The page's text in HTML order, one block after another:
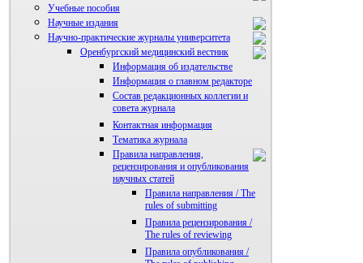
Учебные пособия
Научные издания
Научно-практические журналы университета
Оренбургский медицинский вестник
Информация об издательстве
Информация о главном редакторе
Состав редакционных коллегии и
совета журнала
Контактная информация
Тематика журнала
Правила направления,
рецензирования и опубликования
научных статей
Правила направления / The
rules of submitting
Правила рецензирования /
The rules of reviewing
Правила опубликования /